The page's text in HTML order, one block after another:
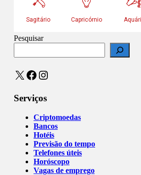
Pesquisar
X Facebook
Instagram
Serviços
Criptomoedas
Bancos
Hotéis
Previsão do tempo
Telefones úteis
Horóscopo
Vagas de emprego